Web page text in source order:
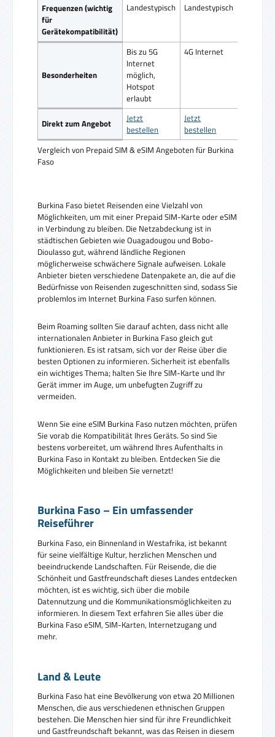
Vergleich von Prepaid SIM & eSIM Angeboten für Burkina
Faso
Frequenzen (wichtig
für
Gerätekompatibilität)
Landestypisch Landestypisch
Besonderheiten
Bis zu 5G
Internet
möglich,
Hotspot
erlaubt
4G Internet
Direkt zum Angebot
Jetzt
bestellen
Jetzt
bestellen
Burkina Faso bietet Reisenden eine Vielzahl von
Möglichkeiten, um mit einer Prepaid SIM-Karte oder eSIM
in Verbindung zu bleiben. Die Netzabdeckung ist in
städtischen Gebieten wie Ouagadougou und Bobo-
Dioulasso gut, während ländliche Regionen
möglicherweise schwächere Signale aufweisen. Lokale
Anbieter bieten verschiedene Datenpakete an, die auf die
Bedürfnisse von Reisenden zugeschnitten sind, sodass Sie
problemlos im Internet Burkina Faso surfen können.
Beim Roaming sollten Sie darauf achten, dass nicht alle
internationalen Anbieter in Burkina Faso gleich gut
funktionieren. Es ist ratsam, sich vor der Reise über die
besten Optionen zu informieren. Sicherheit ist ebenfalls
ein wichtiges Thema; halten Sie Ihre SIM-Karte und Ihr
Gerät immer im Auge, um unbefugten Zugriff zu
vermeiden.
Wenn Sie eine eSIM Burkina Faso nutzen möchten, prüfen
Sie vorab die Kompatibilität Ihres Geräts. So sind Sie
bestens vorbereitet, um während Ihres Aufenthalts in
Burkina Faso in Kontakt zu bleiben. Entdecken Sie die
Möglichkeiten und bleiben Sie vernetzt!
Burkina Faso – Ein umfassender
Reiseführer
Burkina Faso, ein Binnenland in Westafrika, ist bekannt
für seine vielfältige Kultur, herzlichen Menschen und
beeindruckende Landschaften. Für Reisende, die die
Schönheit und Gastfreundschaft dieses Landes entdecken
möchten, ist es wichtig, sich über die mobile
Datennutzung und die Kommunikationsmöglichkeiten zu
informieren. In diesem Text erfahren Sie alles über die
Burkina Faso eSIM, SIM-Karten, Internetzugang und
mehr.
Land & Leute
Burkina Faso hat eine Bevölkerung von etwa 20 Millionen
Menschen, die aus verschiedenen ethnischen Gruppen
bestehen. Die Menschen hier sind für ihre Freundlichkeit
und Gastfreundschaft bekannt, was das Reisen in diesem